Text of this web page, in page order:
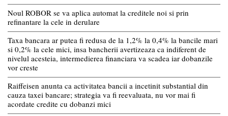
Noul ROBOR se va aplica automat la creditele noi si prin
refinantare la cele in derulare
Taxa bancara ar putea fi redusa de la 1,2% la 0,4% la bancile mari
si 0,2% la cele mici, insa bancherii avertizeaza ca indiferent de
nivelul acesteia, intermedierea financiara va scadea iar dobanzile
vor creste
Raiffeisen anunta ca activitatea bancii a incetinit substantial din
cauza taxei bancare; strategia va fi reevaluata, nu vor mai fi
acordate credite cu dobanzi mici